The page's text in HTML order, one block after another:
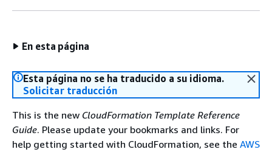
En esta página
Esta página no se ha traducido a su idioma.
Solicitar traducción
This is the new CloudFormation Template Reference
Guide. Please update your bookmarks and links. For
help getting started with CloudFormation, see the AWS